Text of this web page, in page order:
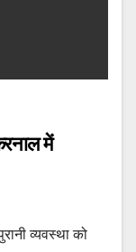
में
व्यवस्था को